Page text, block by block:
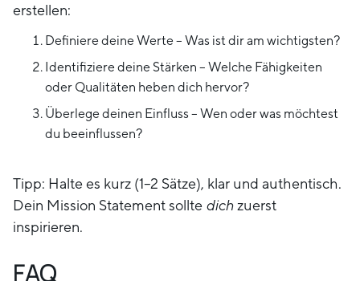
erstellen:
Definiere deine Werte – Was ist dir am wichtigsten?
Identifiziere deine Stärken – Welche Fähigkeiten
oder Qualitäten heben dich hervor?
Überlege deinen Einfluss – Wen oder was möchtest
du beeinflussen?
Tipp: Halte es kurz (1–2 Sätze), klar und authentisch.
Dein Mission Statement sollte dichzuerst
inspirieren.
FAQ